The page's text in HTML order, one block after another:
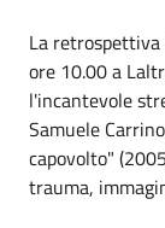
La retrospettiva
ore 10.00 a
l'incantevole
Samuele
capovolto"
trauma,